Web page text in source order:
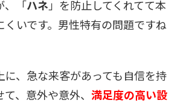
、「ハネ 」を防止してくれてて本
くいです。男性特有の問題ですね
に、急な来客があっても自信を持
、意外や意外、 満足度の高い設